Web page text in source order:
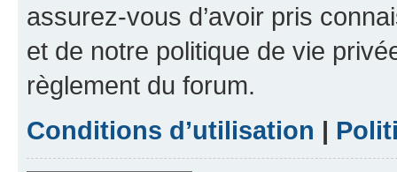
assurez-vous d’avoir pris
et de notre politique de vie
règlement du forum.
Conditions d’utilisation |